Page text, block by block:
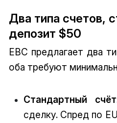
Два типа счетов,
депозит $50
EBC предлагает два
оба требуют
Стандартный
сделку. Спред по